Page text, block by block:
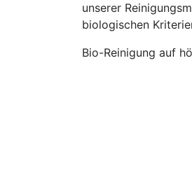
unserer
biologischen
Bio-Reinigung auf